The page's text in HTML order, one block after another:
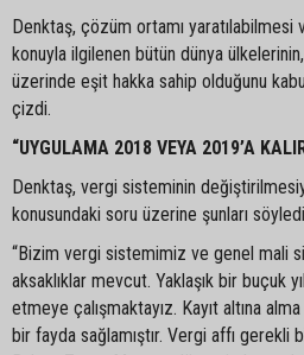
Denktaş, çözüm ortamı
konuyla ilgilenen bütün dünya ülkelerinin,
üzerinde eşit hakka sahip olduğunu
çizdi.
“UYGULAMA 2018 VEYA 2019’A
Denktaş, vergi sisteminin
konusundaki soru üzerine şunları
“Bizim vergi sistemimiz ve genel mali
aksaklıklar mevcut. Yaklaşık bir buçuk
etmeye çalışmaktayız. Kayıt altına
bir fayda sağlamıştır. Vergi affı gerekli